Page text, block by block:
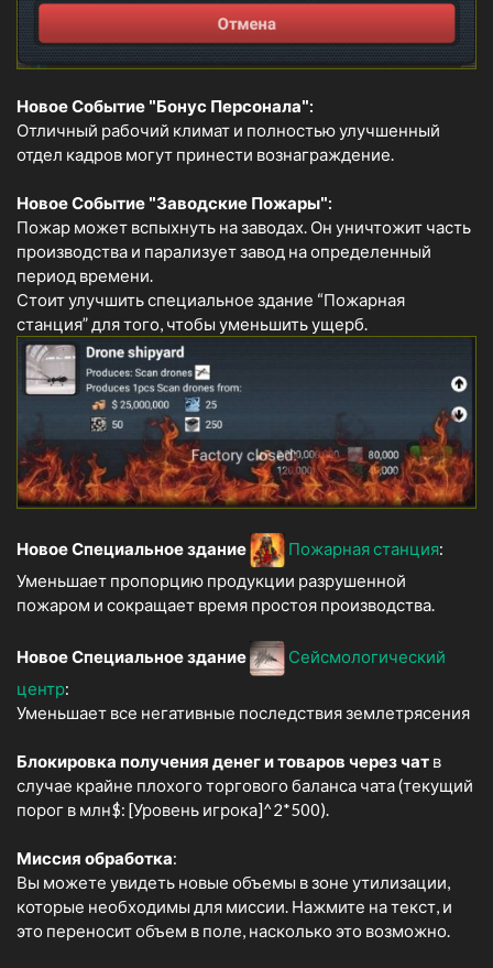
Новое Событие "Бонус Персонала":
Отличный рабочий климат и полностью улучшенный
отдел кадров могут принести вознаграждение.
Новое Событие "Заводские Пожары":
Пожар может вспыхнуть на заводах. Он уничтожит часть
производства и парализует завод на определенный
период времени.
Стоит улучшить специальное здание “Пожарная
станция” для того, чтобы уменьшить ущерб.
Новое Специальное здание Пожарная станция:
Уменьшает пропорцию продукции разрушенной
пожаром и сокращает время простоя производства.
Новое Специальное здание
Сейсмологический
центр:
Уменьшает все негативные последствия землетрясения
Блокировка получения денег и товаров через чат в
случае крайне плохого торгового баланса чата (текущий
порог в млн$: [Уровень игрока]^2*500).
Миссия обработка:
Вы можете увидеть новые объемы в зоне утилизации,
которые необходимы для миссии. Нажмите на текст, и
это переносит объем в поле, насколько это возможно.